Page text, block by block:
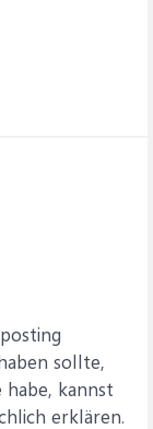
sollte,
kannst
erklären.